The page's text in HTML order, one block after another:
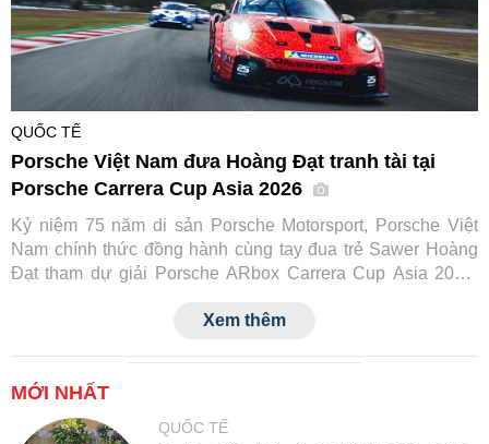
QUỐC TẾ
Porsche Việt Nam đưa Hoàng Đạt tranh tài tại
Porsche Carrera Cup Asia 2026
Kỷ niệm 75 năm di sản Porsche Motorsport, Porsche Việt
Nam chính thức đồng hành cùng tay đua trẻ Sawer Hoàng
Đạt tham dự giải Porsche ARbox Carrera Cup Asia 2026.
trường danh giá này, đồng thời đánh dấu cột mốc mới trong
Xem thêm
MỚI NHẤT
QUỐC TẾ